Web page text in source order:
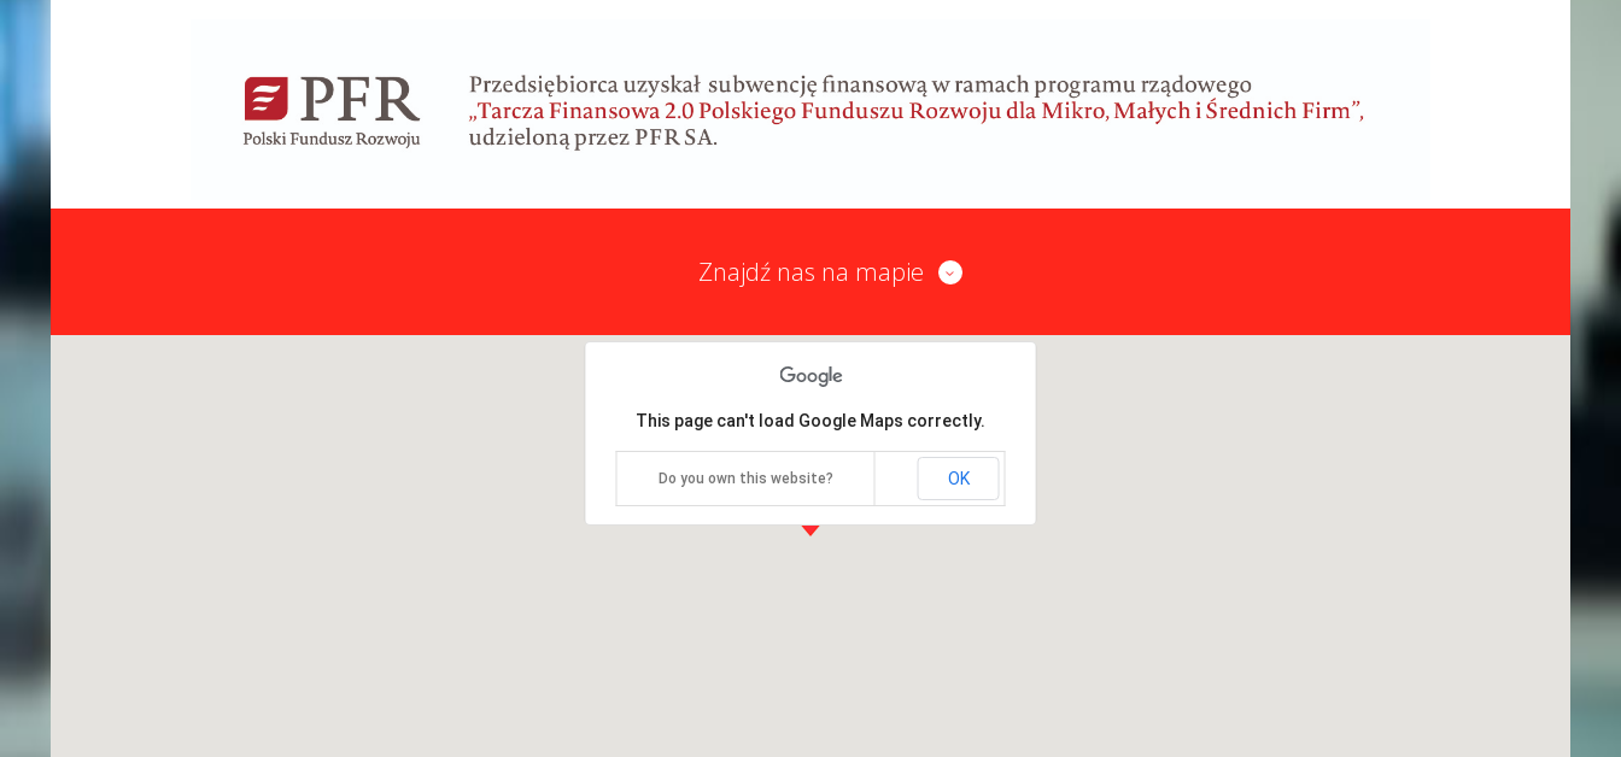
Znajdź nas na mapie
This page can't load Google Maps correctly.
Do you own this website? OK